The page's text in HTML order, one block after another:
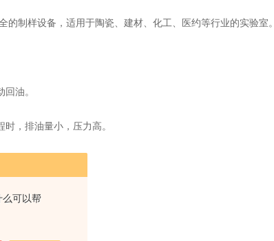
么可以帮
制样设备，适用于陶瓷、建材、化工、医约等行业的实验室。
回油。
，排油量小，压力高。